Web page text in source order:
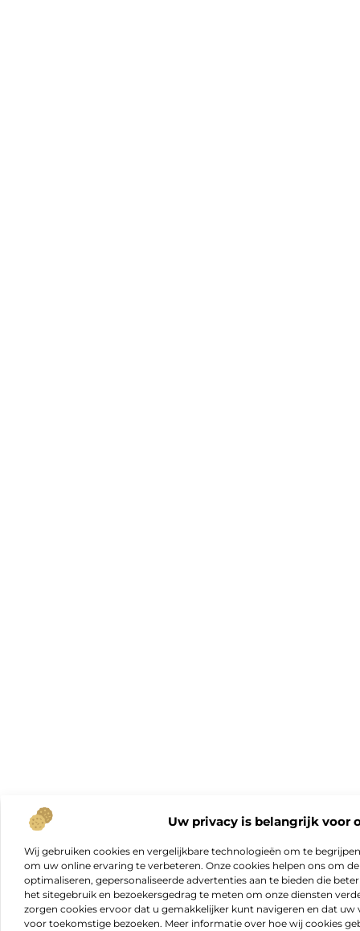
Uw privacy is belangrijk voor
Wij gebruiken cookies en vergelijkbare technologieën om te
om uw online ervaring te verbeteren. Onze cookies helpen ons om
optimaliseren, gepersonaliseerde advertenties aan te bieden die
het sitegebruik en bezoekersgedrag te meten om onze diensten
zorgen cookies ervoor dat u gemakkelijker kunt navigeren en dat
voor toekomstige bezoeken. Meer informatie over hoe wij cookies